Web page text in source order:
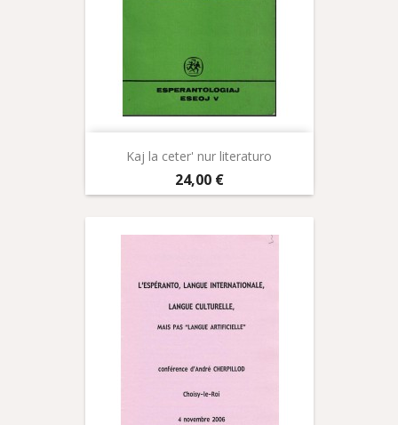
Kaj la ceter' nur literaturo
Prix
24,00 €